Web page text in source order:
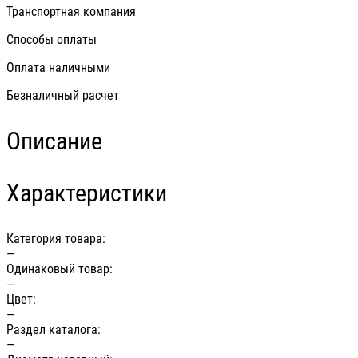
Транспортная компания
Способы оплаты
Оплата наличными
Безналичный расчет
Описание
Характеристики
Категория товара:
—
Одинаковый товар:
—
Цвет:
—
Раздел каталога:
—